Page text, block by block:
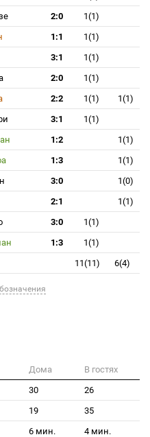
2:0
1(1)
1:1
1(1)
3:1
1(1)
2:0
1(1)
2:2 1(1)
1(1)
3:1
1(1)
1:2
1(1)
1:3
1(1)
3:0
1(0)
2:1
1(1)
3:0
1(1)
1:3
1(1)
11(11) 6(4)
Дома
В гостях
30
26
19
35
6 мин.
4 мин.